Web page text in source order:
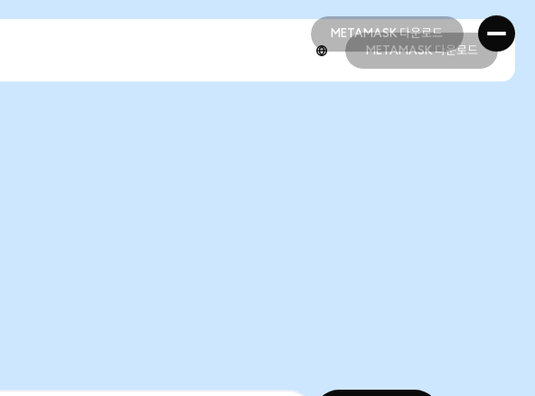
METAMASK 다운로드
METAMASK 다운로드
METAMASK 다운로드